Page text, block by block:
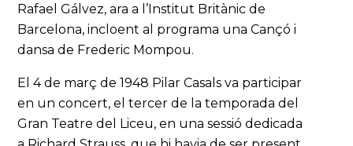
Rafael Gálvez, ara a l’Institut Britànic de
Barcelona, incloent al programa una Cançó i
dansa de Frederic Mompou.
El 4 de març de 1948 Pilar Casals va participar
en un concert, el tercer de la temporada del
Gran Teatre del Liceu, en una sessió dedicada